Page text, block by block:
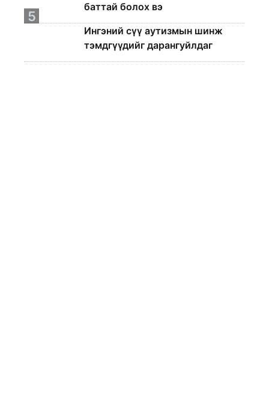
баттай болох вэ
5
Ингэний сүү аутизмын шинж
тэмдгүүдийг дарангуйлдаг